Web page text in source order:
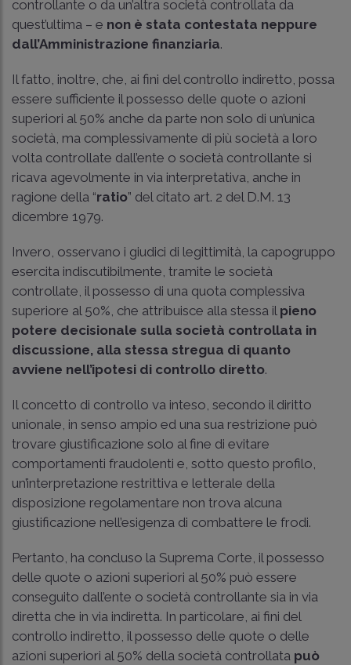
controllante o da un’altra società controllata da
quest’ultima – e non è stata contestata neppure
dall’Amministrazione finanziaria.
Il fatto, inoltre, che, ai fini del controllo indiretto, possa
essere sufficiente il possesso delle quote o azioni
superiori al 50% anche da parte non solo di un’unica
società, ma complessivamente di più società a loro
volta controllate dall’ente o società controllante si
ricava agevolmente in via interpretativa, anche in
ragione della “ratio” del citato art. 2 del D.M. 13
dicembre 1979.
Invero, osservano i giudici di legittimità, la capogruppo
esercita indiscutibilmente, tramite le società
controllate, il possesso di una quota complessiva
superiore al 50%, che attribuisce alla stessa il pieno
potere decisionale sulla società controllata in
discussione, alla stessa stregua di quanto
avviene nell’ipotesi di controllo diretto.
Il concetto di controllo va inteso, secondo il diritto
unionale, in senso ampio ed una sua restrizione può
trovare giustificazione solo al fine di evitare
comportamenti fraudolenti e, sotto questo profilo,
un’interpretazione restrittiva e letterale della
disposizione regolamentare non trova alcuna
giustificazione nell’esigenza di combattere le frodi.
Pertanto, ha concluso la Suprema Corte, il possesso
delle quote o azioni superiori al 50% può essere
conseguito dall’ente o società controllante sia in via
diretta che in via indiretta. In particolare, ai fini del
controllo indiretto, il possesso delle quote o delle
azioni superiori al 50% della società controllata può